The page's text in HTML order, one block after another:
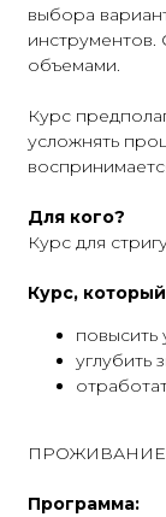
выбора
инструментов.
объемами.
Курс
усложнять
Для кого?
Курс для
Курс,
повысить
углубить
ПРОЖИВАНИЕ
Программа: